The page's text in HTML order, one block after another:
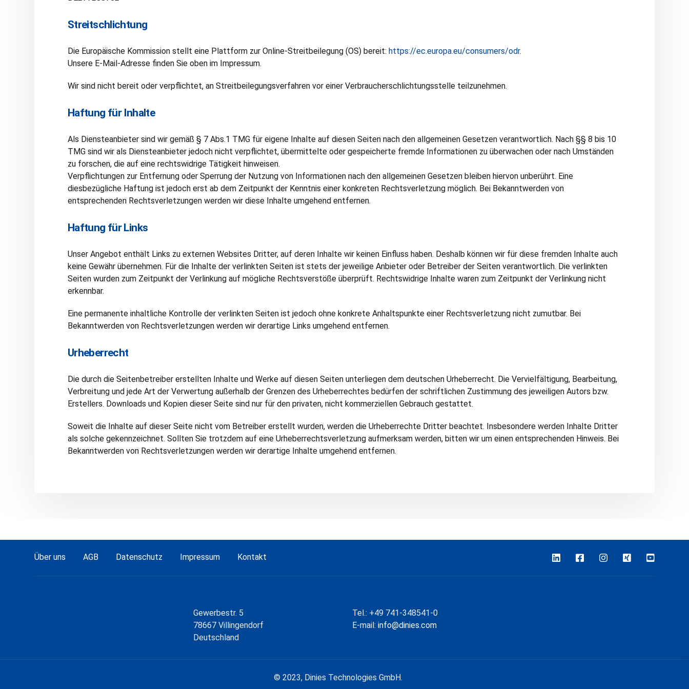
Streitschlichtung
Die Europäische Kommission stellt eine Plattform zur Online-Streitbeilegung (OS) bereit: https://ec.europa.eu/consumers/odr.
Unsere E-Mail-Adresse finden Sie oben im Impressum.
Wir sind nicht bereit oder verpflichtet, an Streitbeilegungsverfahren vor einer Verbraucherschlichtungsstelle teilzunehmen.
Haftung für Inhalte
Als Diensteanbieter sind wir gemäß § 7 Abs.1 TMG für eigene Inhalte auf diesen Seiten nach den allgemeinen Gesetzen verantwortlich. Nach §§ 8 bis 10
TMG sind wir als Diensteanbieter jedoch nicht verpflichtet, übermittelte oder gespeicherte fremde Informationen zu überwachen oder nach Umständen
zu forschen, die auf eine rechtswidrige Tätigkeit hinweisen.
Verpflichtungen zur Entfernung oder Sperrung der Nutzung von Informationen nach den allgemeinen Gesetzen bleiben hiervon unberührt. Eine
diesbezügliche Haftung ist jedoch erst ab dem Zeitpunkt der Kenntnis einer konkreten Rechtsverletzung möglich. Bei Bekanntwerden von
entsprechenden Rechtsverletzungen werden wir diese Inhalte umgehend entfernen.
Haftung für Links
Unser Angebot enthält Links zu externen Websites Dritter, auf deren Inhalte wir keinen Einfluss haben. Deshalb können wir für diese fremden Inhalte auch
keine Gewähr übernehmen. Für die Inhalte der verlinkten Seiten ist stets der jeweilige Anbieter oder Betreiber der Seiten verantwortlich. Die verlinkten
Seiten wurden zum Zeitpunkt der Verlinkung auf mögliche Rechtsverstöße überprüft. Rechtswidrige Inhalte waren zum Zeitpunkt der Verlinkung nicht
erkennbar.
Eine permanente inhaltliche Kontrolle der verlinkten Seiten ist jedoch ohne konkrete Anhaltspunkte einer Rechtsverletzung nicht zumutbar. Bei
Bekanntwerden von Rechtsverletzungen werden wir derartige Links umgehend entfernen.
Urheberrecht
Die durch die Seitenbetreiber erstellten Inhalte und Werke auf diesen Seiten unterliegen dem deutschen Urheberrecht. Die Vervielfältigung, Bearbeitung,
Verbreitung und jede Art der Verwertung außerhalb der Grenzen des Urheberrechtes bedürfen der schriftlichen Zustimmung des jeweiligen Autors bzw.
Erstellers. Downloads und Kopien dieser Seite sind nur für den privaten, nicht kommerziellen Gebrauch gestattet.
Soweit die Inhalte auf dieser Seite nicht vom Betreiber erstellt wurden, werden die Urheberrechte Dritter beachtet. Insbesondere werden Inhalte Dritter
als solche gekennzeichnet. Sollten Sie trotzdem auf eine Urheberrechtsverletzung aufmerksam werden, bitten wir um einen entsprechenden Hinweis. Bei
Bekanntwerden von Rechtsverletzungen werden wir derartige Inhalte umgehend entfernen.
Über uns AGB Datenschutz Impressum Kontakt
Gewerbestr. 5
78667 Villingendorf
Deutschland
Tel.: +49 741-348541-0
E-mail: info@dinies.com
© 2023, Dinies Technologies GmbH.